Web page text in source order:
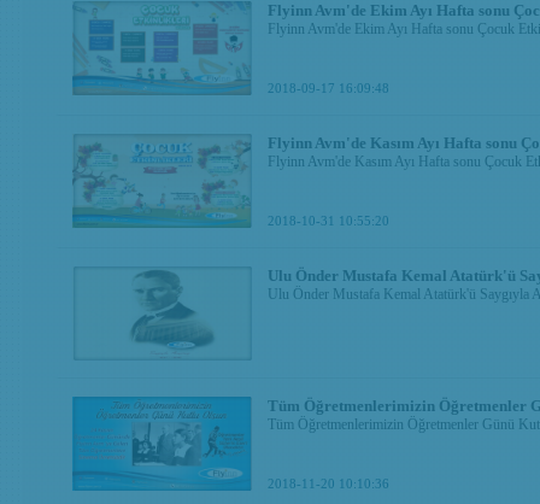
Flyinn Avm'de Ekim Ayı Hafta sonu
Flyinn Avm'de Ekim Ayı Hafta sonu Çocuk
2018-09-17 16:09:48
Flyinn Avm'de Kasım Ayı Hafta sonu
Flyinn Avm'de Kasım Ayı Hafta sonu Çocuk
2018-10-31 10:55:20
Ulu Önder Mustafa Kemal Atatürk'ü
Ulu Önder Mustafa Kemal Atatürk'ü Saygıyla
Tüm Öğretmenlerimizin Öğretmenler
Tüm Öğretmenlerimizin Öğretmenler Günü
2018-11-20 10:10:36